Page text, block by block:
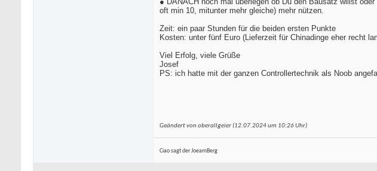
oft min 10, mitunter mehr gleiche) mehr nützen.
Zeit: ein paar Stunden für die beiden ersten Punkte
Kosten: unter fünf Euro (Lieferzeit für Chinadinge eher recht
Viel Erfolg, viele Grüße
Josef
PS: ich hatte mit der ganzen Controllertechnik als Noob
Geändert von oberallgeier (12.07.2024 um 10:26Uhr)
Ciao sagt der JoeamBerg